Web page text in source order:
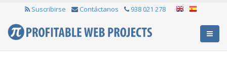
Suscribirse Contáctanos 938 021 278